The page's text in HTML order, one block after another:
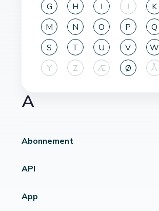
G
H I J K
M
N O P Q
S
T U V W
Y
Z Æ Ø Å
A
Abonnement
API
App